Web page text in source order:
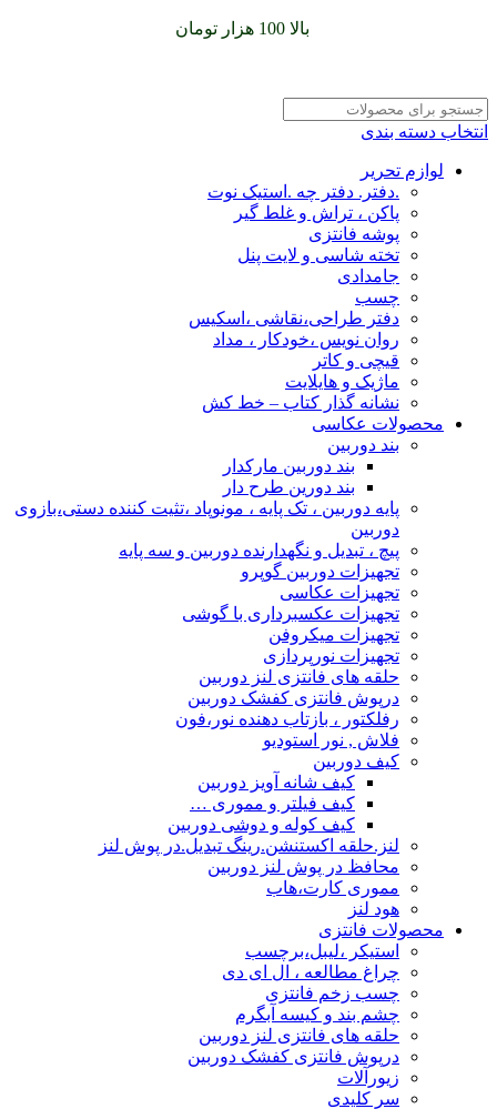
بالا 100 هزار تومان
انتخاب دسته بندی
لوازم تحریر
.دفتر. دفتر چه .استیک نوت
پاکن ، تراش و غلط گیر
پوشه فانتزی
تخته شاسی و لایت پنل
جامدادی
چسب
دفتر طراحی،نقاشی ،اسکیس
روان نویس ،خودکار ، مداد
قیچی و کاتر
ماژیک و هایلایت
نشانه گذار کتاب – خط کش
محصولات عکاسی
بند دوربین
بند دوربین مارکدار
بند دورین طرح دار
پایه دوربین ، تک پایه ، مونوپاد ،تثیت کننده دستی،بازوی
دوربین
پیچ ، تبدیل و نگهدارنده دوربین و سه پایه
تجهیزات دوربین گوپرو
تجهیزات عکاسی
تجهیزات عکسبرداری با گوشی
تجهیزات میکروفن
تجهیزات نورپردازی
حلقه های فانتزی لنز دوربین
درپوش فانتزی کفشک دوربین
رفلکتور ، بازتاب دهنده نور،فون
فلاش , نور استودیو
کیف دوربین
کیف شانه آویز دوربین
کیف فیلتر و مموری …
کیف کوله و دوشی دوربین
لنز.حلقه اکستنشن.رینگ تبدیل.در پوش لنز
محافظ در پوش لنز دوربین
مموری کارت،هاب
هود لنز
محصولات فانتزی
استیکر ،لیبل،برچسب
چراغ مطالعه ، ال ای دی
چسب زخم فانتزی
چشم بند و کیسه آبگرم
حلقه های فانتزی لنز دوربین
درپوش فانتزی کفشک دوربین
زیورآلات
سر کلیدی